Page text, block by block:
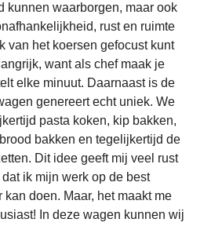
kunnen waarborgen, maar ook
rust en ruimte
van het koersen gefocust kunt
want als chef maak je
elke minuut. Daarnaast is de
genereert echt uniek. We
pasta koken, kip bakken,
bakken en tegelijkertijd de
Dit idee geeft mij veel rust
ik mijn werk op de best
doen. Maar, het maakt me
In deze wagen kunnen wij